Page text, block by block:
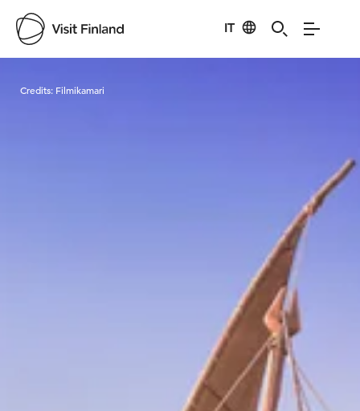
IT
Credits: Filmikamari